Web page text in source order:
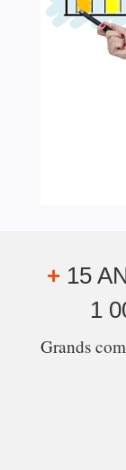
+15
1
Grands